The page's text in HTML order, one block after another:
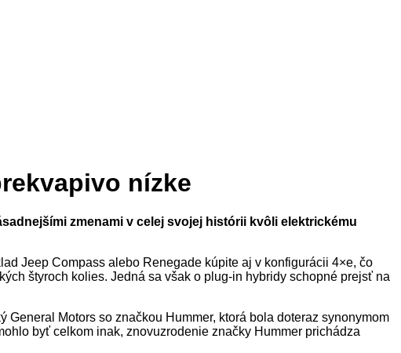
nízke
zmenami v celej svojej histórii kvôli elektrickému
Jeep Compass alebo Renegade kúpite aj v konfigurácii 4×e, čo
štyroch kolies. Jedná sa však o plug-in hybridy schopné prejsť na
Motors so značkou Hummer, ktorá bola doteraz synonymom
byť celkom inak, znovuzrodenie značky Hummer prichádza